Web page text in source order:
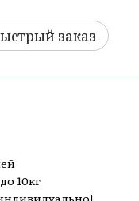
заказ
10кг